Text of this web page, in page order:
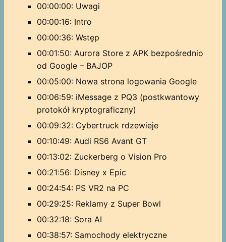
00:00:00: Uwagi
00:00:16: Intro
00:00:36: Wstęp
00:01:50: Aurora Store z APK bezpośrednio
od Google – BAJOP
00:05:00: Nowa strona logowania Google
00:06:59: iMessage z PQ3 (postkwantowy
protokół kryptograficzny)
00:09:32: Cybertruck rdzewieje
00:10:49: Audi RS6 Avant GT
00:13:02: Zuckerberg o Vision Pro
00:21:56: Disney x Epic
00:24:54: PS VR2 na PC
00:29:25: Reklamy z Super Bowl
00:32:18: Sora AI
00:38:57: Samochody elektryczne